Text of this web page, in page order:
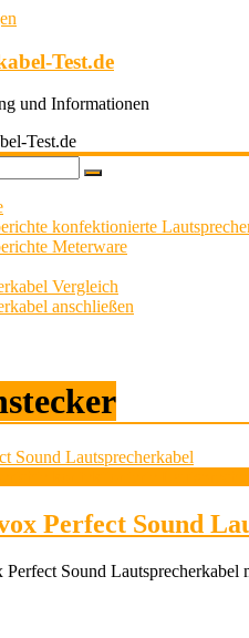
Test.de
und Informationen
konfektionierte
Meterware
Vergleich
anschließen
Perfect Sound
Sound Lautsprecherkabel